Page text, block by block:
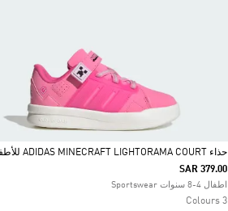
Selected
حذاء ADIDAS MINECRAFT LIGHTORAMA COURT للأطفال
SAR 379.00
اطفال 4-8 سنوات Sportswear
3 Colours